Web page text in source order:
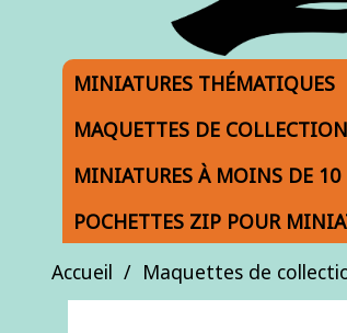
MINIATURES THÉMATIQUES
MAQUETTES DE COLLECTION
MINIATURES À MOINS DE 10
POCHETTES ZIP POUR
Accueil
Maquettes de